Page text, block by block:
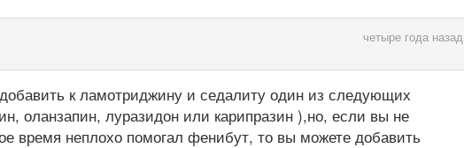
четыре года назад
к ламотриджину и седалиту один из следующих
оланзапин, луразидон или карипразин ),но, если вы не
время неплохо помогал фенибут, то вы можете добавить